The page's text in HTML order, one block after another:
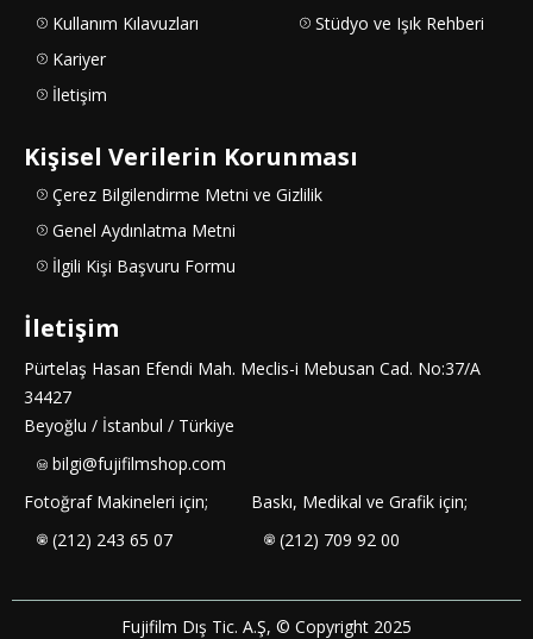
Kullanım Kılavuzları
Kariyer
İletişim
Stüdyo ve Işık Rehberi
Kişisel Verilerin Korunması
Çerez Bilgilendirme Metni ve Gizlilik
Genel Aydınlatma Metni
İlgili Kişi Başvuru Formu
İletişim
Pürtelaş Hasan Efendi Mah. Meclis-i Mebusan Cad. No:37/A
34427
Beyoğlu / İstanbul / Türkiye
bilgi@fujifilmshop.com
Fotoğraf Makineleri için;
(212) 243 65 07
Baskı, Medikal ve Grafik için;
(212) 709 92 00
Fujifilm Dış Tic. A.Ş, © Copyright 2025